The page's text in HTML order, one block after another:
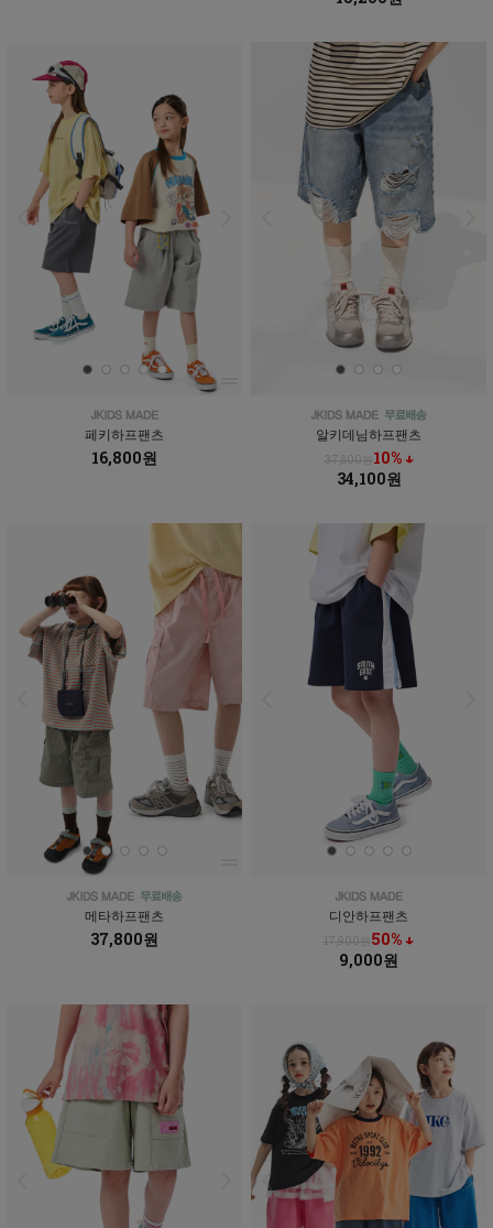
페키하프팬츠
16,800원
알키데님하프팬츠
37,800원10% ↓
34,100원
메타하프팬츠
37,800원
디안하프팬츠
17,900원50% ↓
9,000원